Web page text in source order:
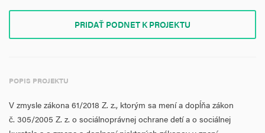
PRIDAŤ PODNET K PROJEKTU
POPIS PROJEKTU
V zmysle zákona 61/2018 Z. z., ktorým sa mení a dopĺňa zákon
č. 305/2005 Z. z. o sociálnoprávnej ochrane detí a o sociálnej